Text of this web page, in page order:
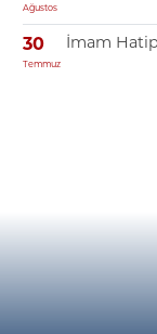
Ağustos
30
Temmuz
İmam